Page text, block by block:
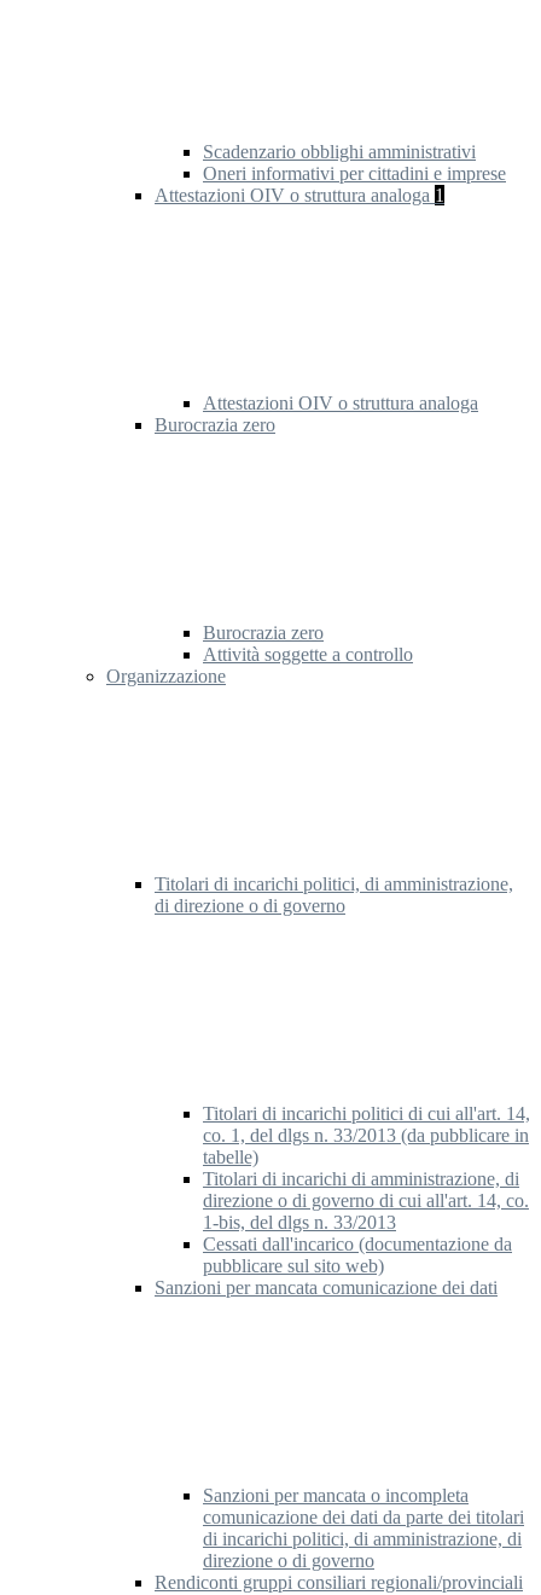
Scadenzario obblighi amministrativi
Oneri informativi per cittadini e imprese
Attestazioni OIV o struttura analoga 1
Attestazioni OIV o struttura analoga
Burocrazia zero
Burocrazia zero
Attività soggette a controllo
Organizzazione
Titolari di incarichi politici, di amministrazione,
di direzione o di governo
Titolari di incarichi politici di cui all'art. 14,
co. 1, del dlgs n. 33/2013 (da pubblicare in
tabelle)
Titolari di incarichi di amministrazione, di
direzione o di governo di cui all'art. 14, co.
1-bis, del dlgs n. 33/2013
Cessati dall'incarico (documentazione da
pubblicare sul sito web)
Sanzioni per mancata comunicazione dei dati
Sanzioni per mancata o incompleta
comunicazione dei dati da parte dei titolari
di incarichi politici, di amministrazione, di
direzione o di governo
Rendiconti gruppi consiliari regionali/provinciali